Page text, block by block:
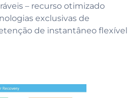
– recurso otimizado
exclusivas de
de instantâneo flexível